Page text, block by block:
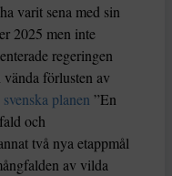
varit sena med sin
2025 men inte
regeringen
förlusten av
planen ”En
och
två nya etappmål
av vilda